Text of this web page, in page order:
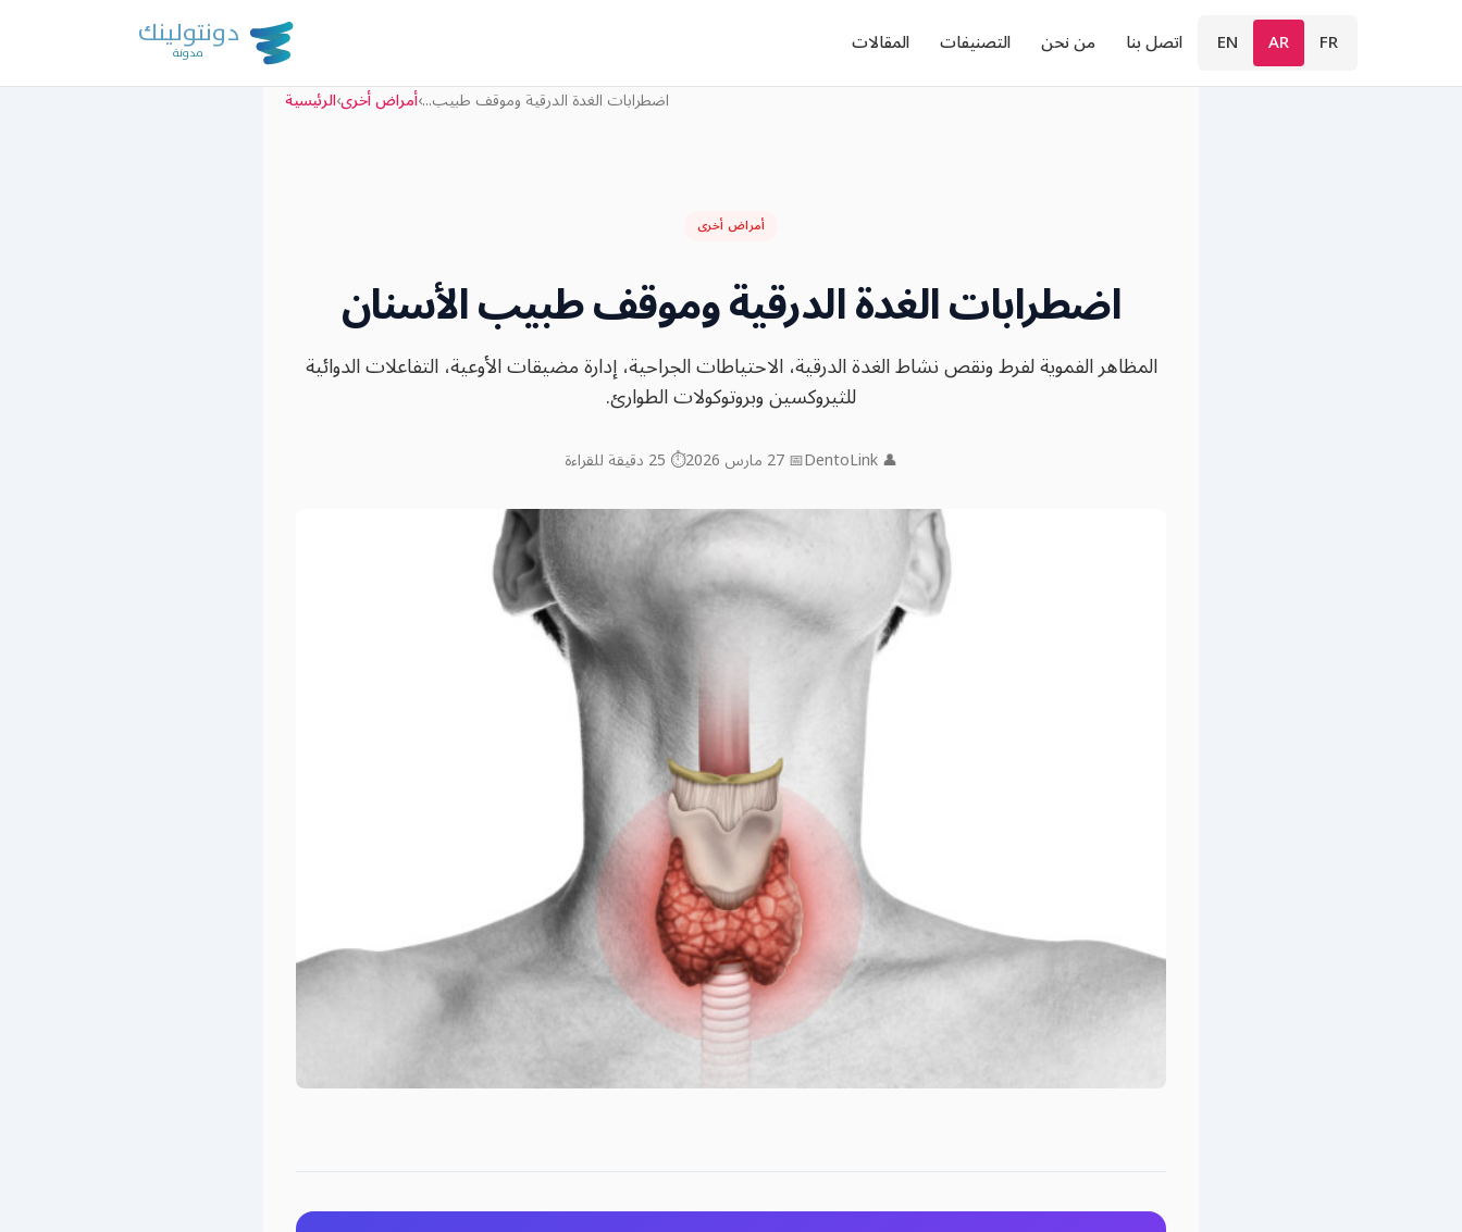
المقالات التصنيفات من نحن اتصل بنا FR
AR
EN
الرئيسية›أمراض أخرى›اضطرابات الغدة الدرقية وموقف طبيب...
أمراض أخرى
اضطرابات الغدة الدرقية وموقف طبيب الأسنان
المظاهر الفموية لفرط ونقص نشاط الغدة الدرقية، الاحتياطات الجراحية، إدارة مضيقات الأوعية، التفاعلات الدوائية
للثيروكسين وبروتوكولات الطوارئ.
👤 DentoLink 📅 27 مارس 2026 ⏱ 25 دقيقة للقراءة